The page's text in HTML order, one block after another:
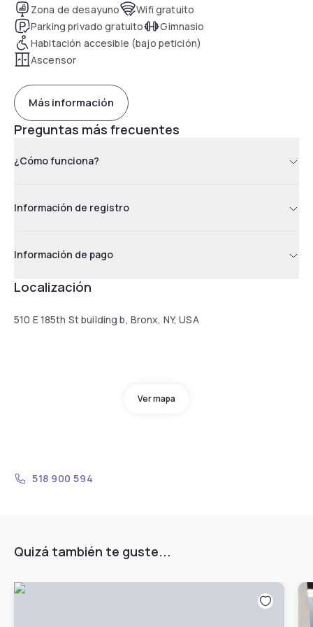
Zona de desayuno
Wifi gratuito
Parking privado gratuito
Gimnasio
Habitación accesible (bajo petición)
Ascensor
Más información
Preguntas más frecuentes
¿Cómo funciona?
Información de registro
Información de pago
Localización
510 E 185th St building b, Bronx, NY, USA
Ver mapa
518 900 594
Quizá también te guste...